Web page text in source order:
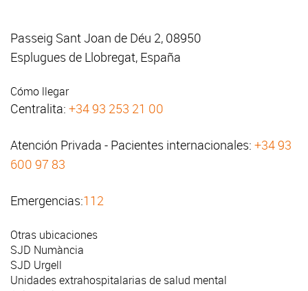
Passeig Sant Joan de Déu 2, 08950
Esplugues de Llobregat, España
Cómo llegar
Centralita: +34 93 253 21 00
Atención Privada - Pacientes internacionales: +34 93
600 97 83
Emergencias:112
Otras ubicaciones
SJD Numància
SJD Urgell
Unidades extrahospitalarias de salud mental